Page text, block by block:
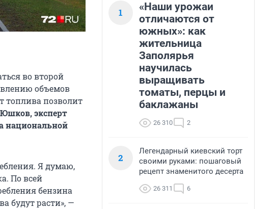
во второй
объемов
топлива позволит
эксперт
национальной
Я думаю,
По всей
бензина
будут расти», —
1
«Наши урожаи
отличаются от
южных»: как
жительница
Заполярья
научилась
выращивать
томаты, перцы и
баклажаны
26 310 2
2
Легендарный киевский торт
своими руками: пошаговый
рецепт знаменитого десерта
26 311 6